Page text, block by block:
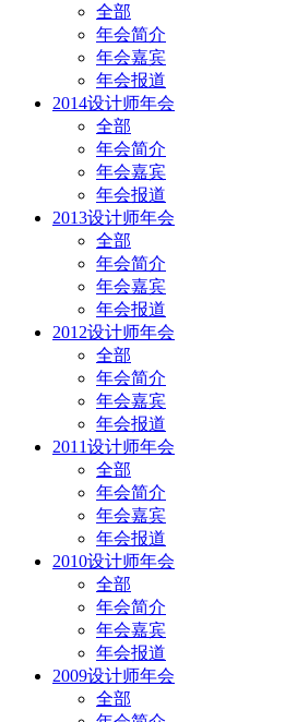
全部
年会简介
年会嘉宾
年会报道
2014设计师年会
全部
年会简介
年会嘉宾
年会报道
2013设计师年会
全部
年会简介
年会嘉宾
年会报道
2012设计师年会
全部
年会简介
年会嘉宾
年会报道
2011设计师年会
全部
年会简介
年会嘉宾
年会报道
2010设计师年会
全部
年会简介
年会嘉宾
年会报道
2009设计师年会
全部